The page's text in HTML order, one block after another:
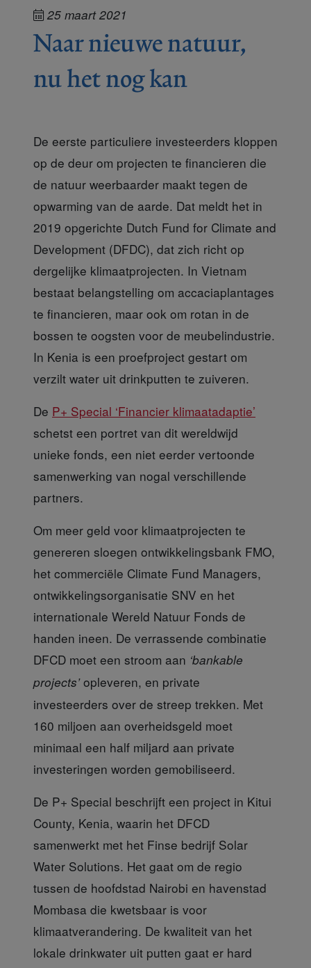
25 maart 2021
Naar nieuwe natuur,
nu het nog kan
De eerste particuliere investeerders kloppen
op de deur om projecten te financieren die
de natuur weerbaarder maakt tegen de
opwarming van de aarde. Dat meldt het in
2019 opgerichte Dutch Fund for Climate and
Development (DFDC), dat zich richt op
dergelijke klimaatprojecten. In Vietnam
bestaat belangstelling om accaciaplantages
te financieren, maar ook om rotan in de
bossen te oogsten voor de meubelindustrie.
In Kenia is een proefproject gestart om
verzilt water uit drinkputten te zuiveren.
De P+ Special ‘Financier klimaatadaptie’
schetst een portret van dit wereldwijd
unieke fonds, een niet eerder vertoonde
samenwerking van nogal verschillende
partners.
Om meer geld voor klimaatprojecten te
genereren sloegen ontwikkelingsbank FMO,
het commerciële Climate Fund Managers,
ontwikkelingsorganisatie SNV en het
internationale Wereld Natuur Fonds de
handen ineen. De verrassende combinatie
DFCD moet een stroom aan ‘bankable
projects’opleveren, en private
investeerders over de streep trekken. Met
160 miljoen aan overheidsgeld moet
minimaal een half miljard aan private
investeringen worden gemobiliseerd.
De P+ Special beschrijft een project in Kitui
County, Kenia, waarin het DFCD
samenwerkt met het Finse bedrijf Solar
Water Solutions. Het gaat om de regio
tussen de hoofdstad Nairobi en havenstad
Mombasa die kwetsbaar is voor
klimaatverandering. De kwaliteit van het
lokale drinkwater uit putten gaat er hard